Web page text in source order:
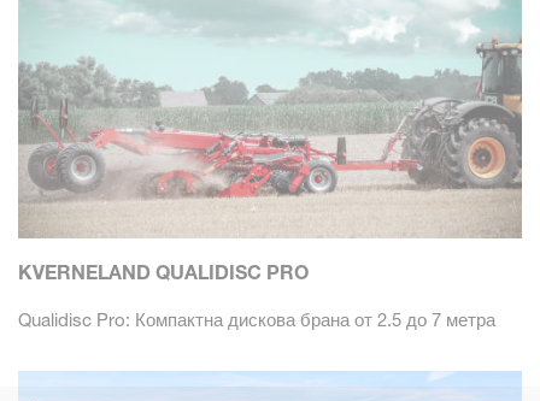
KVERNELAND QUALIDISC PRO
Qualidisc Pro: Компактна дискова брана от 2.5 до 7 метра